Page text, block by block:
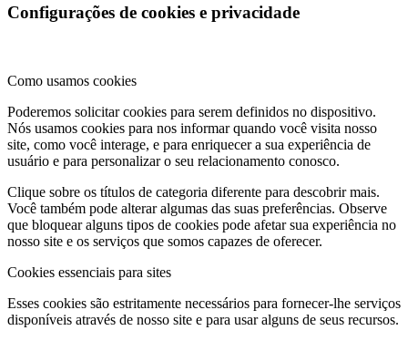
Configurações de cookies e privacidade
Como usamos cookies
Poderemos solicitar cookies para serem definidos no dispositivo.
Nós usamos cookies para nos informar quando você visita nosso
site, como você interage, e para enriquecer a sua experiência de
usuário e para personalizar o seu relacionamento conosco.
Clique sobre os títulos de categoria diferente para descobrir mais.
Você também pode alterar algumas das suas preferências. Observe
que bloquear alguns tipos de cookies pode afetar sua experiência no
nosso site e os serviços que somos capazes de oferecer.
Cookies essenciais para sites
Esses cookies são estritamente necessários para fornecer-lhe serviços
disponíveis através de nosso site e para usar alguns de seus recursos.